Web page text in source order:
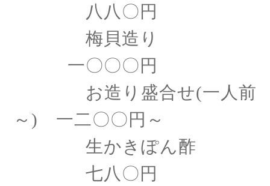
八八〇円
梅貝造り
一〇〇〇円
お造り盛合せ(一人前
～) 一二〇〇円～
生かきぽん酢
七八〇円